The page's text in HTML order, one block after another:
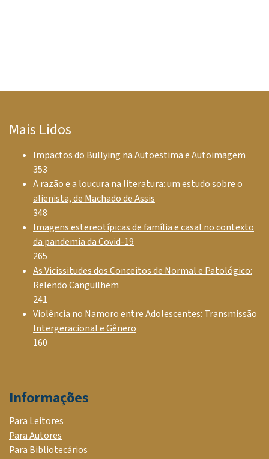
Mais Lidos
Impactos do Bullying na Autoestima e Autoimagem
353
A razão e a loucura na literatura: um estudo sobre o
alienista, de Machado de Assis
348
Imagens estereotípicas de família e casal no contexto
da pandemia da Covid-19
265
As Vicissitudes dos Conceitos de Normal e Patológico:
Relendo Canguilhem
241
Violência no Namoro entre Adolescentes: Transmissão
Intergeracional e Gênero
160
Informações
Para Leitores
Para Autores
Para Bibliotecários